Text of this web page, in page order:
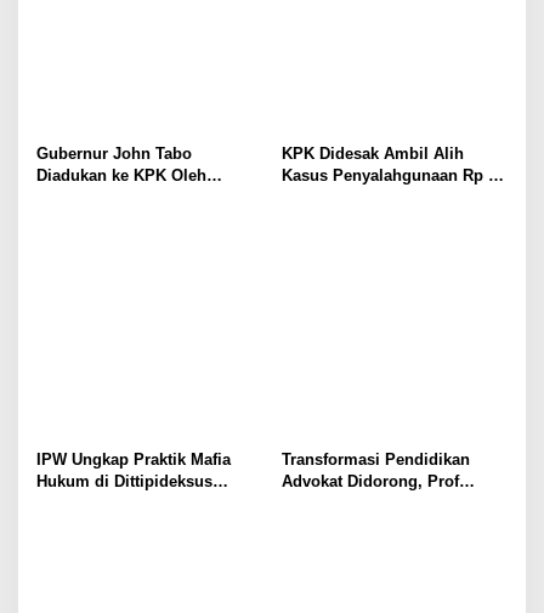
Gubernur John Tabo
Diadukan ke KPK Oleh
KPK Didesak Ambil Alih
Kasus Penyalahgunaan Rp 16
IPW Ungkap Praktik Mafia
Hukum di Dittipideksus
Transformasi Pendidikan
Advokat Didorong, Prof